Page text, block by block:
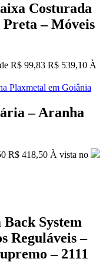
Costurada
– Móveis
de R$ 99,83 R$ 539,10 À
– Aranha
R$ 418,50 À vista no
System
Reguláveis –
– 2111